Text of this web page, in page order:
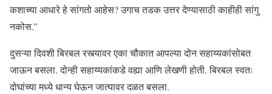
कशाच्या आधारे हे सांगतो आहेस? उगाच तडक उत्तर देण्यासाठी काहीही सांगु
नकोस.”
दुसऱ्या दिवशी बिरबल रस्त्यावर एका चौकात आपल्या दोन सहाय्यकांसोबत
जाऊन बसला. दोन्ही सहाय्यकांकडे वह्या आणि लेखणी होती. बिरबल स्वतः
दोघांच्या मध्ये धान्य घेऊन जात्यावर दळत बसला.